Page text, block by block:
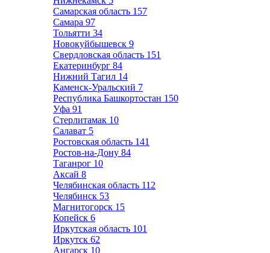
Самарская область 157
Самара 97
Тольятти 34
Новокуйбышевск 9
Свердловская область 151
Екатеринбург 84
Нижний Тагил 14
Каменск-Уральский 7
Республика Башкортостан 150
Уфа 91
Стерлитамак 10
Салават 5
Ростовская область 141
Ростов-на-Дону 84
Таганрог 10
Аксай 8
Челябинская область 112
Челябинск 53
Магнитогорск 15
Копейск 6
Иркутская область 101
Иркутск 62
Ангарск 10